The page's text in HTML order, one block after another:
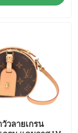
วลายเกรน